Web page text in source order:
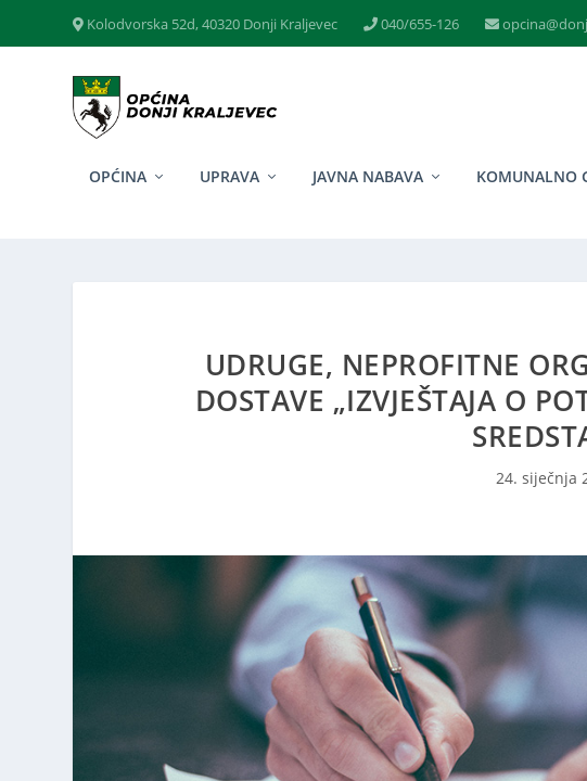
Kolodvorska 52d, 40320 Donji Kraljevec 040/655-126
OPĆINA UPRAVA JAVNA NABAVA KOMUNALNO
UDRUGE, NEPROFITNE
DOSTAVE „IZVJEŠTAJA O
24. siječnja